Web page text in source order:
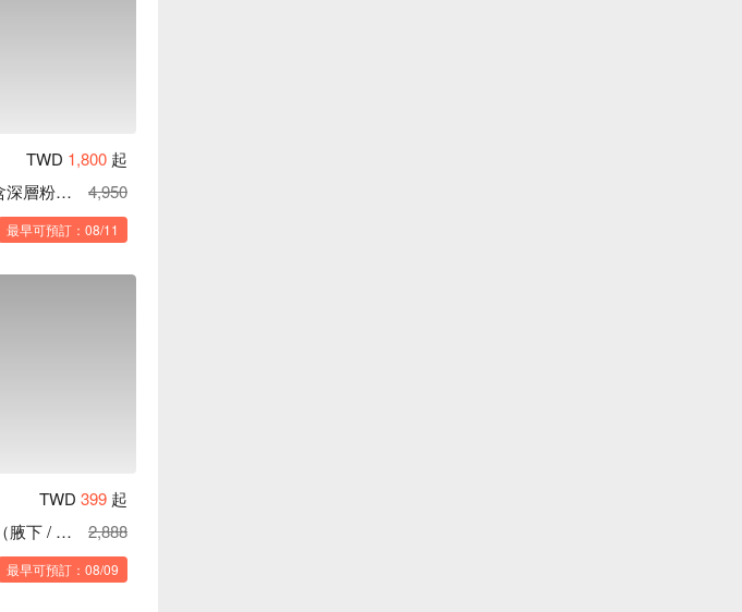
TWD 1,800 起
6CC 客製水光微電流拉提｜含深層粉刺護理｜柔嫩少女肌
4,950
最早可預訂：08/11
TWD 399 起
RICA 熱蠟除毛 | 低痛感推薦（腋下 / 半手 / 半腿 / VIO）
2,888
最早可預訂：08/09